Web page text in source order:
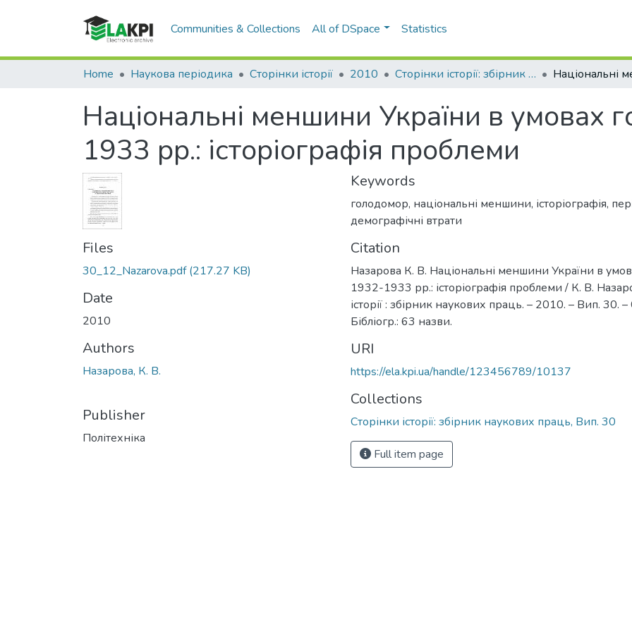
Communities & Collections All of DSpace Statistics
Home Наукова періодика Сторінки історії 2010 Сторінки історії: збірник наукових праць, Вип. 30
Національні меншини України в умовах
1933 рр.: історіографія проблеми
Files
30_12_Nazarova.pdf(217.27 KB)
Date
2010
Authors
Назарова, К. В.
Publisher
Політехніка
Keywords
голодомор, національні меншини, історіографія,
демографічні втрати
Citation
Назарова К. В. Національні меншини України в
1932-1933 рр.: історіографія проблеми / К. В.
історії : збірник наукових праць. – 2010. – Вип. 30.
Бібліогр.: 63 назви.
URI
https://ela.kpi.ua/handle/123456789/10137
Collections
Сторінки історії: збірник наукових праць, Вип. 30
Full item page